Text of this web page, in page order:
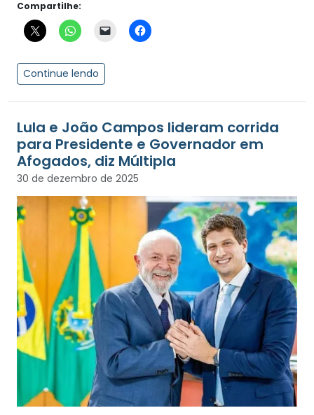
Compartilhe:
Continue lendo
Lula e João Campos lideram corrida
para Presidente e Governador em
Afogados, diz Múltipla
30 de dezembro de 2025